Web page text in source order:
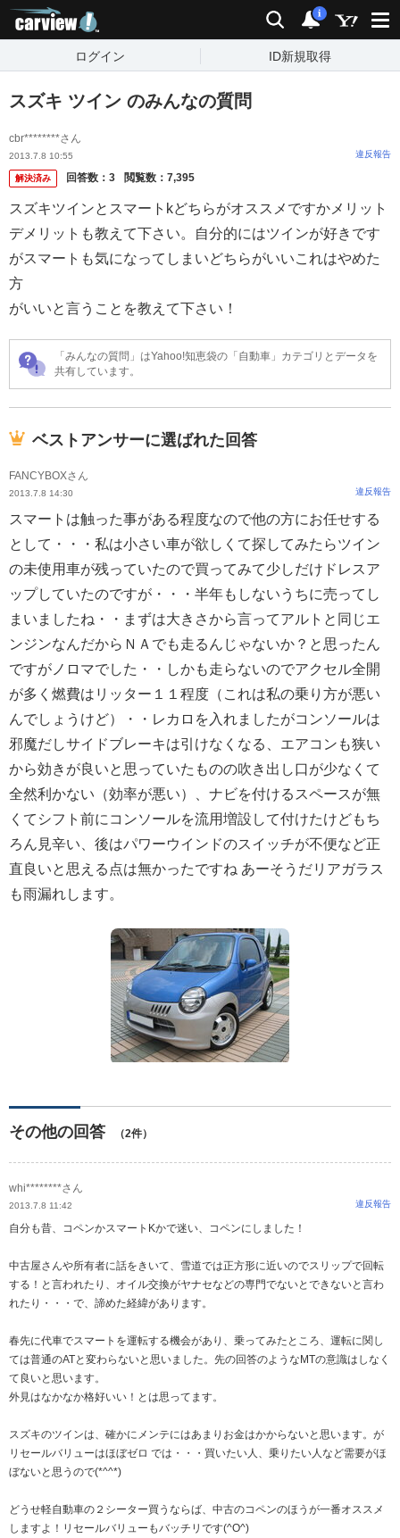
検索 通知
i
ログイン ID新規取得
スズキ ツイン のみんなの質問
cbr********さん
2013.7.8 10:55 違反報告
解決済み 回答数： 3 閲覧数： 7,395
スズキツインとスマートkどちらがオススメですかメリット
デメリットも教えて下さい。自分的にはツインが好きです
がスマートも気になってしまいどちらがいいこれはやめた
方
がいいと言うことを教えて下さい！
「みんなの質問」はYahoo!知恵袋の「自動車」カテゴリとデータを
共有しています。
ベストアンサーに選ばれた回答
FANCYBOXさん
2013.7.8 14:30 違反報告
スマートは触った事がある程度なので他の方にお任せする
として・・・私は小さい車が欲しくて探してみたらツイン
の未使用車が残っていたので買ってみて少しだけドレスア
ップしていたのですが・・・半年もしないうちに売ってし
まいましたね・・まずは大きさから言ってアルトと同じエ
ンジンなんだからＮＡでも走るんじゃないか？と思ったん
ですがノロマでした・・しかも走らないのでアクセル全開
が多く燃費はリッター１１程度（これは私の乗り方が悪い
んでしょうけど）・・レカロを入れましたがコンソールは
邪魔だしサイドブレーキは引けなくなる、エアコンも狭い
から効きが良いと思っていたものの吹き出し口が少なくて
全然利かない（効率が悪い）、ナビを付けるスペースが無
くてシフト前にコンソールを流用増設して付けたけどもち
ろん見辛い、後はパワーウインドのスイッチが不便など正
直良いと思える点は無かったですね あーそうだリアガラス
も雨漏れします。
その他の回答 （2件）
whi********さん
2013.7.8 11:42 違反報告
自分も昔、コペンかスマートKかで迷い、コペンにしました！
中古屋さんや所有者に話をきいて、雪道では正方形に近いのでスリップで回転
する！と言われたり、オイル交換がヤナセなどの専門でないとできないと言わ
れたり・・・で、諦めた経緯があります。
春先に代車でスマートを運転する機会があり、乗ってみたところ、運転に関し
ては普通のATと変わらないと思いました。先の回答のようなMTの意識はしなく
て良いと思います。
外見はなかなか格好いい！とは思ってます。
スズキのツインは、確かにメンテにはあまりお金はかからないと思います。が
リセールバリューはほぼゼロ では・・・買いたい人、乗りたい人など需要がほ
ぼないと思うので(*^^*)
どうせ軽自動車の２シーター買うならば、中古のコペンのほうが一番オススメ
しますよ！リセールバリューもバッチリです(^O^)